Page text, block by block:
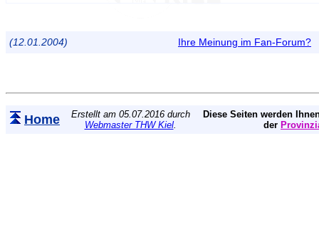
(12.01.2004) Ihre Meinung im Fan-Forum?
Home
Erstellt am 05.07.2016 durch
Webmaster THW Kiel.
Diese Seiten werden
der